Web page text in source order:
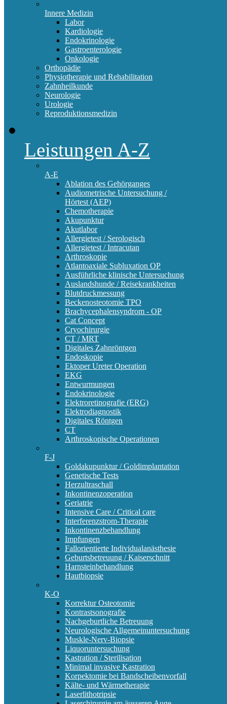
Innere Medizin
Labor
Kardiologie
Endokrinologie
Gastroenterologie
Onkologie
Orthopädie
Physiotherapie und Rehabilitation
Zahnheilkunde
Neurologie
Urologie
Reproduktionsmedizin
Leistungen A-Z
A-E
Ablation des Gehörganges
Audiometrische Untersuchung /
Hörtest (AEP)
Chemotherapie
Akupunktur
Akutlabor
Allergietest / Serologisch
Allergietest / Intracutan
Arthroskopie
Atlantoaxiale Subluxation OP
Ausführliche klinische Untersuchung
Auslandshunde / Reisekrankheiten
Blutdruckmessung
Beckenosteotomie TPO
Brachycephalensyndrom - OP
Cat Concept
Cryochirurgie
CT / MRT
Digitales Zahnröntgen
Endoskopie
Ektoper Ureter Operation
EKG
Entwurmungen
Endokrinologie
Elektroretinografie (ERG)
Elektrodiagnostik
Digitales Röntgen
CT
Arthroskopische Operationen
F-J
Goldakupunktur / Goldimplantation
Genetische Tests
Herzultraschall
Inkontinenzoperation
Geriatrie
Intensive Care / Critical care
Interferenzstrom-Therapie
Inkontinenzbehandlung
Impfungen
Fallorientierte Individualanästhesie
Geburtsbetreuung / Kaiserschnitt
Harnsteinbehandlung
Hautbiopsie
K-O
Korrektur Osteotomie
Kontrastsonografie
Nachgeburtliche Betreuung
Neurologische Allgemeinuntersuchung
Muskle-Nerv-Biopsie
Liquoruntersuchung
Kastration / Sterilisation
Minimal invasive Kastration
Korpektomie bei Bandscheibenvorfall
Kälte- und Wärmetherapie
Laserlithotripsie